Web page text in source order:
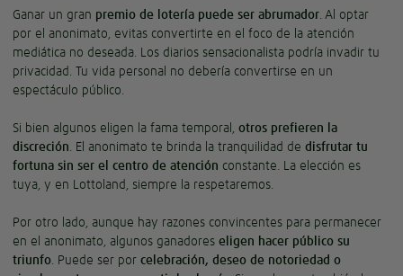
Ganar un gran premio de lotería puede ser abrumador. Al optar
por el anonimato, evitas convertirte en el foco de la atención
mediática no deseada. Los diarios sensacionalista podría invadir tu
privacidad. Tu vida personal no debería convertirse en un
espectáculo público.
Si bien algunos eligen la fama temporal, otros prefieren la
discreción. El anonimato te brinda la tranquilidad de disfrutar tu
fortuna sin ser el centro de atención constante. La elección es
tuya, y en Lottoland, siempre la respetaremos.
Por otro lado, aunque hay razones convincentes para permanecer
en el anonimato, algunos ganadores eligen hacer público su
triunfo. Puede ser por celebración, deseo de notoriedad o